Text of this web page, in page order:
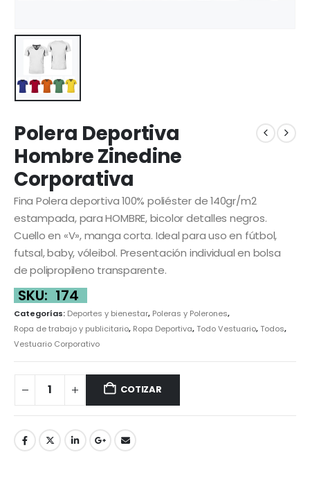
Polera Deportiva
Hombre Zinedine
Corporativa
Fina Polera deportiva 100% poliéster de 140gr/m2
estampada, para HOMBRE, bicolor detalles negros.
Cuello en «V», manga corta. Ideal para uso en fútbol,
futsal, baby, vóleibol. Presentación individual en bolsa
de polipropileno transparente.
SKU: 174
Categorías: Deportes y bienestar, Poleras y Polerones,
Ropa de trabajo y publicitario, Ropa Deportiva,Todo Vestuario,Todos,
Vestuario Corporativo
COTIZAR